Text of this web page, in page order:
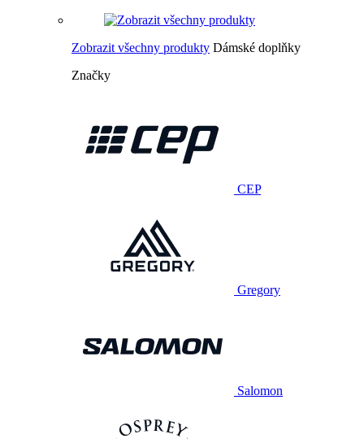
Zobrazit všechny produkty Dámské doplňky
Značky
CEP
Gregory
Salomon